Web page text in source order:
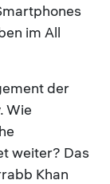
im All
der
Wie
weiter? Das
Khan